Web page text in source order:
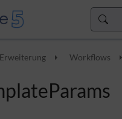
Erweiterung Workflows